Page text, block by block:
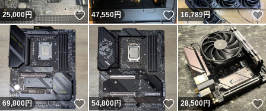
25,000円 いいね！
47,550円 いいね！
16,789円
69,800円 いいね！
54,800円 いいね！
28,500円